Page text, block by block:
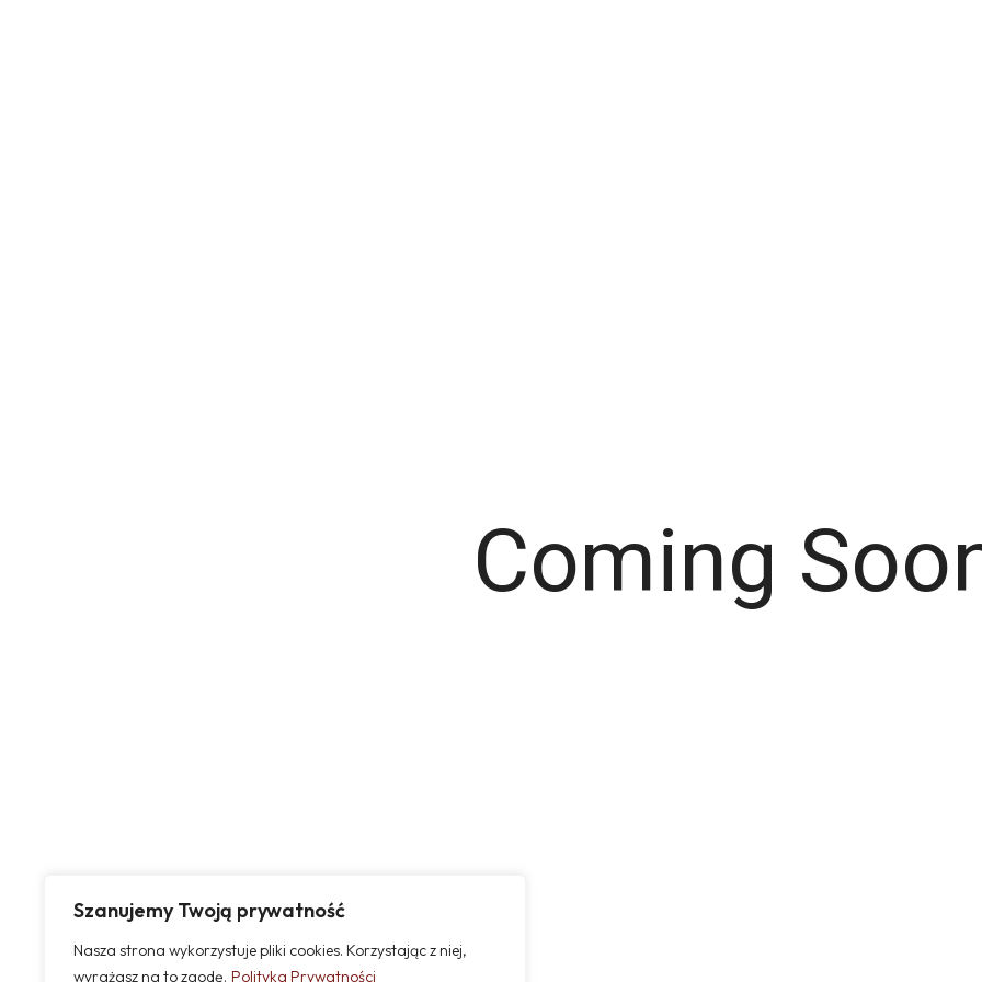
Szanujemy Twoją prywatność
Nasza strona wykorzystuje pliki cookies. Korzystając z niej,
wyrażasz na to zgodę. Polityka Prywatności
Coming